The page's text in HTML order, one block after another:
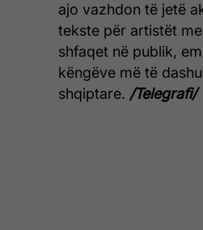
ajo vazhdon të jetë
tekste për artistët
shfaqet në publik,
këngëve më të
shqiptare. /Telegrafi/